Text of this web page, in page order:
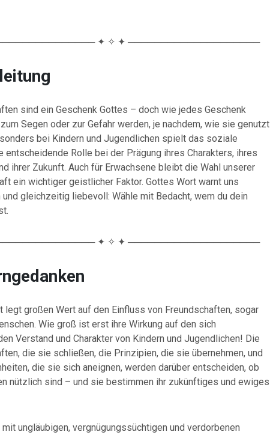
✦ ✧ ✦ ────────────────────
sind ein Geschenk Gottes – doch wie jedes Geschenk
Segen oder zur Gefahr werden, je nachdem, wie sie genutzt
bei Kindern und Jugendlichen spielt das soziale
entscheidende Rolle bei der Prägung ihres Charakters, ihres
ihrer Zukunft. Auch für Erwachsene bleibt die Wahl unserer
ein wichtiger geistlicher Faktor. Gottes Wort warnt uns
gleichzeitig liebevoll: Wähle mit Bedacht, wem du dein
✦ ✧ ✦ ────────────────────
legt großen Wert auf den Einfluss von Freundschaften, sogar
Wie groß ist erst ihre Wirkung auf den sich
Verstand und Charakter von Kindern und Jugendlichen! Die
die sie schließen, die Prinzipien, die sie übernehmen, und
die sie sich aneignen, werden darüber entscheiden, ob
nützlich sind – und sie bestimmen ihr zukünftiges und ewiges
mit ungläubigen, vergnügungssüchtigen und verdorbenen